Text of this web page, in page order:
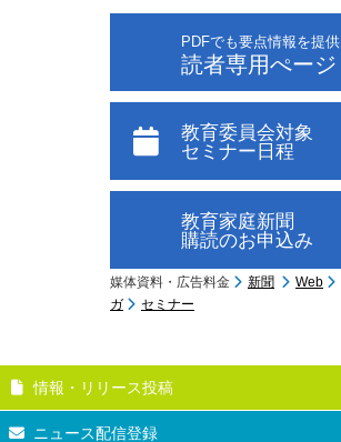
PDFでも要点情報を提供
読者専用ぺージ
教育委員会対象
セミナー日程
教育家庭新聞
購読のお申込み
媒体資料・広告料金 新聞 Web
ガ
セミナー
情報・リリース投稿
ニュース配信登録